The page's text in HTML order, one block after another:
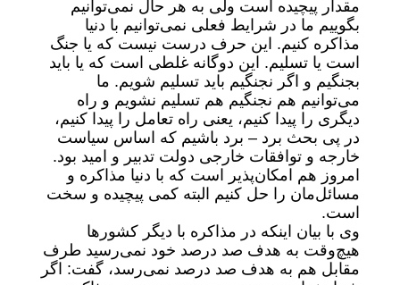
مقدار پیچیده است ولی به هر حال نمی‌توانیم
بگوییم ما در شرایط فعلی نمی‌توانیم با دنیا
مذاکره کنیم. این حرف درست نیست که یا جنگ
است یا تسلیم. این دوگانه غلطی است که یا باید
بجنگیم و اگر نجنگیم باید تسلیم شویم. ما
می‌توانیم هم نجنگیم هم تسلیم نشویم و راه
دیگری را پیدا کنیم، یعنی راه تعامل را پیدا کنیم،
در پی بحث برد – برد باشیم که اساس سیاست
خارجه و توافقات خارجی دولت تدبیر و امید بود.
امروز هم امکان‌پذیر است که با دنیا مذاکره و
مسائل‌مان را حل کنیم البته کمی پیچیده و سخت
است.
وی با بیان اینکه در مذاکره با دیگر کشورها
هیچ‌وقت به هدف صد درصد خود نمی‌رسید طرف
مقابل هم به هدف صد درصد نمی‌رسد، گفت: اگر